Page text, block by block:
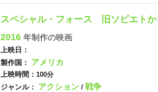
スペシャル・フォース 旧ソビエトか
2016 年制作の映画
上映日：
製作国： アメリカ
上映時間： 100分
ジャンル： アクション / 戦争